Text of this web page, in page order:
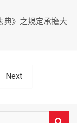
典》之規定承擔大
Next